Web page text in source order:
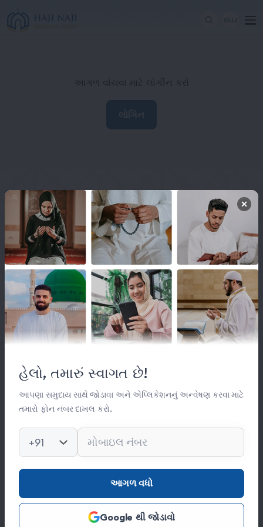
GUJ
લોગિન
Haji Naji Memorial Trust
લિંક્સ
સંસ્થા વિષે
સંપર્ક
કિતાબ લાઈબ્રેરી
ફોટો ગેલેરી
સંપર્ક
0278 251 0056
hajinajitrust@gmail.com
હેલો, તમારું સ્વાગત છે!
આપણા સમુદાય સાથે જોડાવા અને એપ્લિકેશનનું અન્વેષણ કરવા માટે
તમારો ફોન નંબર દાખલ કરો.
+91
આગળ વધો
Google થી જોડાવો